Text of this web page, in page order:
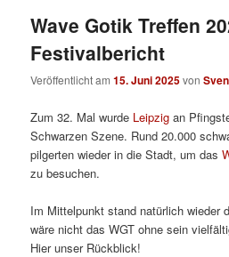
Wave Gotik Treffen
Festivalbericht
Veröffentlicht am15. Juni 2025von
Zum 32. Mal wurde Leipzig an
Schwarzen Szene. Rund 20.000
pilgerten wieder in die Stadt, um das
zu besuchen.
Im Mittelpunkt stand natürlich wieder
wäre nicht das WGT ohne sein
Hier unser Rückblick!